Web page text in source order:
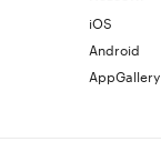
iOS
Android
AppGallery